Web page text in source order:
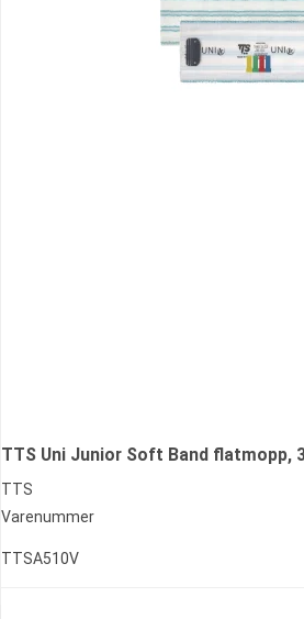
TTS Uni Junior Soft Band flatmopp,
TTS
Varenummer
TTSA510V